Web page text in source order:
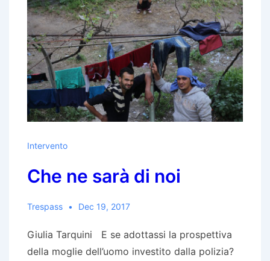
Intervento
Che ne sarà di noi
Trespass Dec 19, 2017
Giulia Tarquini E se adottassi la prospettiva
della moglie dell’uomo investito dalla polizia?